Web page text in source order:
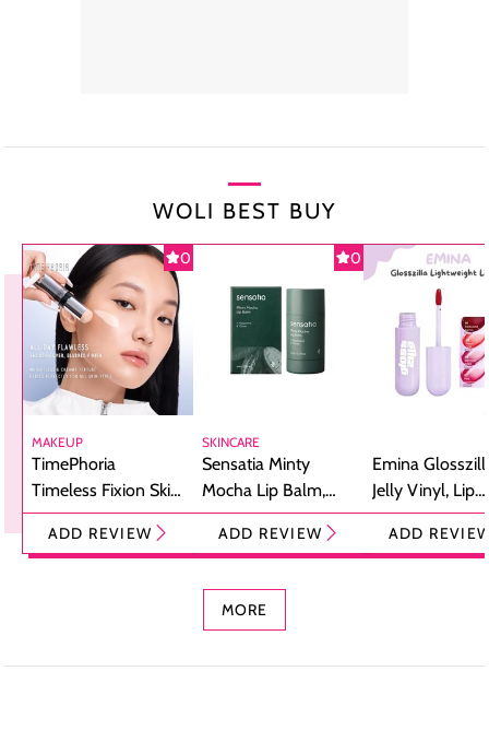
WOLI BEST BUY
0
MAKEUP
TimePhoria
Timeless Fixion Skin
Tint Stick,
Foundation dan
ADD REVIEW
0
SKINCARE
Sensatia Minty
Mocha Lip Balm,
Pelembap Bibir
dengan Aroma
ADD REVIEW
Emina
Jelly Vinyl, Lip
Cream Glossy
Ringan
ADD
MORE